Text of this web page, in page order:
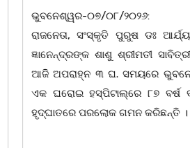
ଭୁବନେଶ୍ୱର-୦୭/୦୮/୨୦୨୬:
ରାଜନେତା, ସଂସ୍କୃତି ପୁରୁଷ ଡଃ
ଜ୍ଞାନେନ୍ଦ୍ରଙ୍କ ଶାଶୁ ଶ୍ରୀମତୀ
ଆଜି ଅପରାହ୍ନ ୩ ଘ. ସମୟରେ
ଏକ ଘରୋଇ ହସ୍ପିଟାଲ୍ରେ ୮୭ ବର୍ଷ
ହୃଦ୍ଘାତରେ ପରଲୋକ ଗମନ କରିଛନ୍ତି ।